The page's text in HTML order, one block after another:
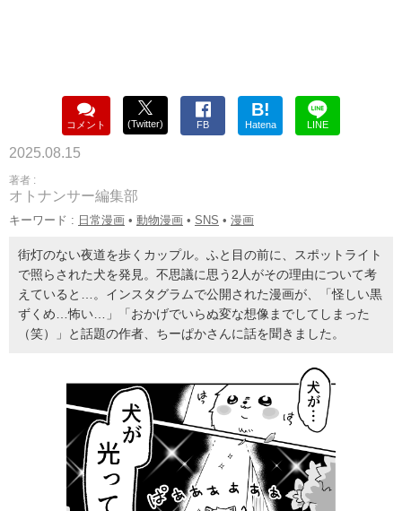
コメント (Twitter) FB
B!
Hatena LINE
2025.08.15
著者 :
オトナンサー編集部
キーワード : 日常漫画 • 動物漫画 • SNS • 漫画
街灯のない夜道を歩くカップル。ふと目の前に、スポットライト
で照らされた犬を発見。不思議に思う2人がその理由について考
えていると…。インスタグラムで公開された漫画が、「怪しい黒
ずくめ…怖い…」「おかげでいらぬ変な想像までしてしまった
（笑）」と話題の作者、ちーぱかさんに話を聞きました。